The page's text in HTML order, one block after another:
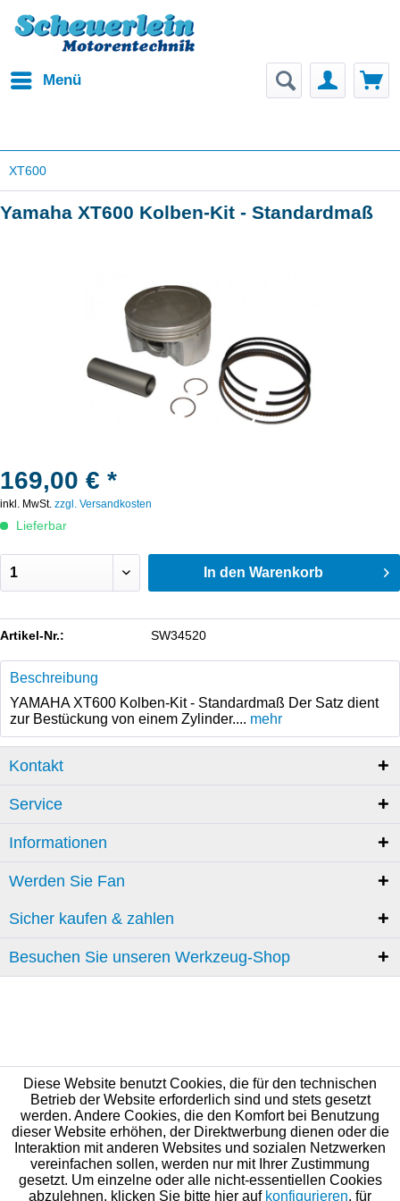
Menü
XT600
Yamaha XT600 Kolben-Kit - Standardmaß
169,00 € *
inkl. MwSt. zzgl. Versandkosten
Lieferbar
In den Warenkorb
Artikel-Nr.: SW34520
Beschreibung
YAMAHA XT600 Kolben-Kit - Standardmaß Der Satz dient
zur Bestückung von einem Zylinder.... mehr
Kontakt
Service
Informationen
Werden Sie Fan
Sicher kaufen & zahlen
Besuchen Sie unseren Werkzeug-Shop
Diese Website benutzt Cookies, die für den technischen
Betrieb der Website erforderlich sind und stets gesetzt
werden. Andere Cookies, die den Komfort bei Benutzung
dieser Website erhöhen, der Direktwerbung dienen oder die
Interaktion mit anderen Websites und sozialen Netzwerken
vereinfachen sollen, werden nur mit Ihrer Zustimmung
gesetzt. Um einzelne oder alle nicht-essentiellen Cookies
abzulehnen, klicken Sie bitte hier auf konfigurieren, für